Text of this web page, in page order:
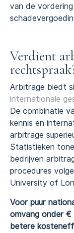
van de
Verdient
Arbitrage biedt
internationale
De combinatie
kennis en
arbitrage
Statistieken
bedrijven
procedures
University of
Voor puur
omvang onder
betere